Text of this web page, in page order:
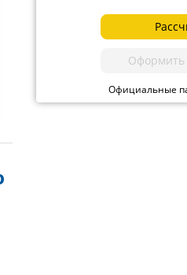
Оформить
Официальные